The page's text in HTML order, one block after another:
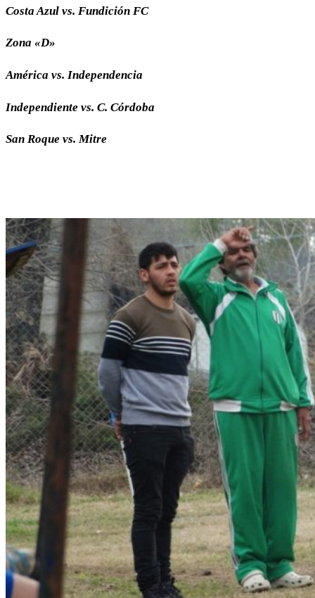
Costa Azul vs. Fundición FC
Zona «D»
América vs. Independencia
Independiente vs. C. Córdoba
San Roque vs. Mitre